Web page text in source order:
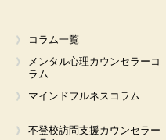
コラム一覧
メンタル心理カウンセラーコ
ラム
マインドフルネスコラム
不登校訪問支援カウンセラー